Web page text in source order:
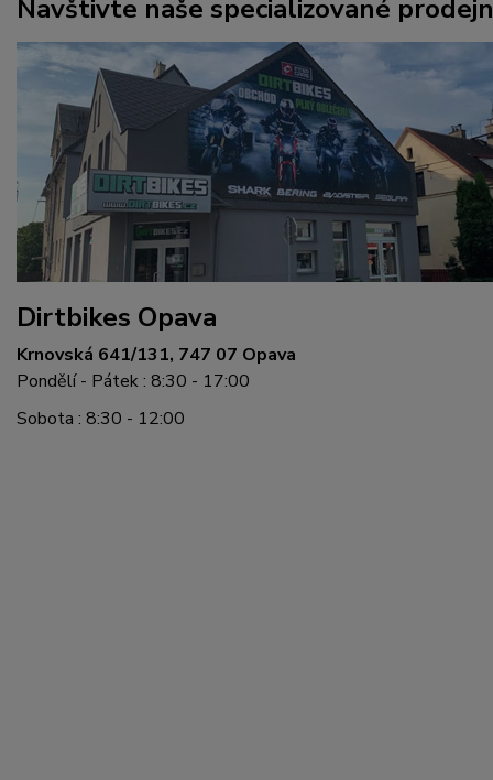
Navštivte naše specializované
Dirtbikes Opava
Krnovská 641/131, 747 07 Opava
Pondělí - Pátek : 8:30 - 17:00
Sobota : 8:30 - 12:00